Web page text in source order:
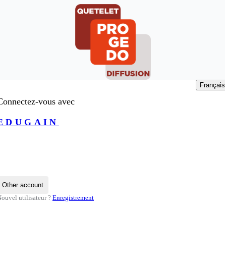
Français
vous avec
Other account
utilisateur ? Enregistrement